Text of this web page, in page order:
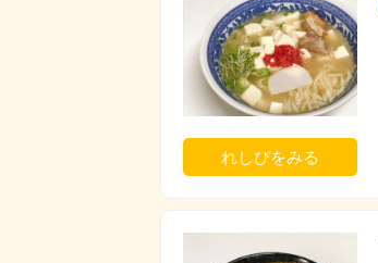
れしぴをみる